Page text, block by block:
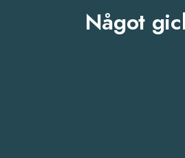
Något